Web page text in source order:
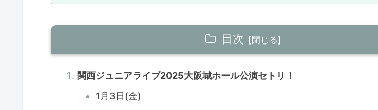
目次
関西ジュニアライブ2025大阪城ホール公演セトリ！
1月3日(金)